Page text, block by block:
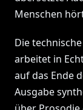
Menschen
Die
arbeitet in
auf das Ende
Ausgabe